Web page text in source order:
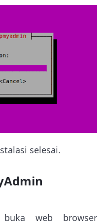
selesai.
web browser